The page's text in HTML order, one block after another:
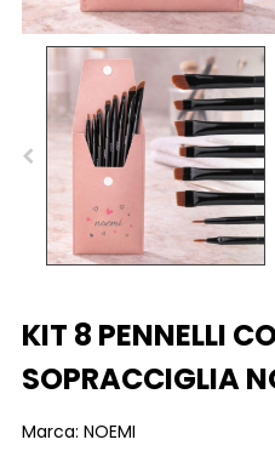
KIT 8 PENNELLI
SOPRACCIGLIA
Marca: NOEMI